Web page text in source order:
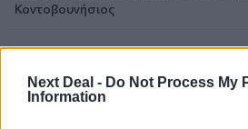
Next Deal - Do Not Process My
Information
Κοντοβουνήσιος
06.08.2026 - 14:55
Μιχάλης Τάτσης, Insurance &
Επιχειρηματικής Ανάπτυξης Ομίλου